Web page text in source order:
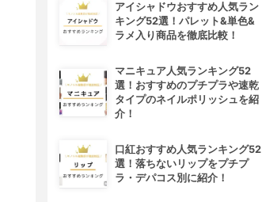
アイシャドウおすすめ人気ラン
キング52選！パレット&単色&
ラメ入り商品を徹底比較！
マニキュア人気ランキング52
選！おすすめのプチプラや速乾
タイプのネイルポリッシュを紹
介！
口紅おすすめ人気ランキング52
選！落ちないリップをプチプ
ラ・デパコス別に紹介！